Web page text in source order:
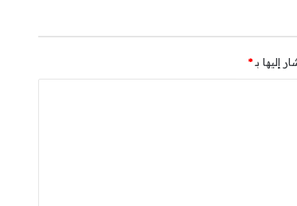
إليها بـ*